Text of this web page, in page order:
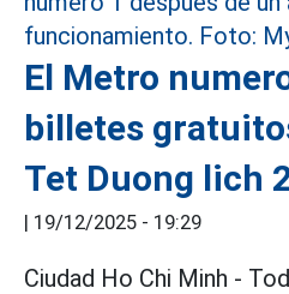
El Metro
billetes
Tet Duong lich
| 19/12/2025 - 19:29
Ciudad Ho Chi Minh -